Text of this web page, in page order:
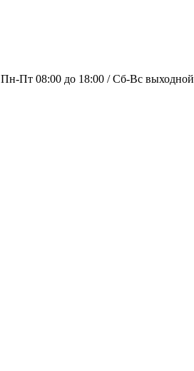
Пн-Пт 08:00 до 18:00 / Сб-Вс выходной